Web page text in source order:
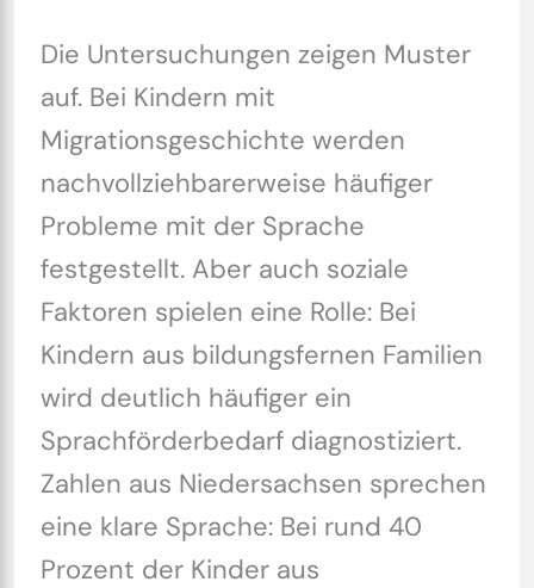
Die Untersuchungen zeigen Muster
auf. Bei Kindern mit
Migrationsgeschichte werden
nachvollziehbarerweise häufiger
Probleme mit der Sprache
festgestellt. Aber auch soziale
Faktoren spielen eine Rolle: Bei
Kindern aus bildungsfernen Familien
wird deutlich häufiger ein
Sprachförderbedarf diagnostiziert.
Zahlen aus Niedersachsen sprechen
eine klare Sprache: Bei rund 40
Prozent der Kinder aus